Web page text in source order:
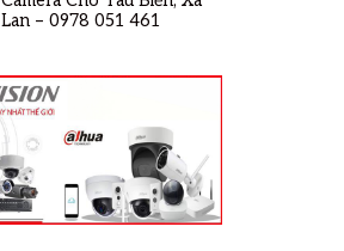
Lan – 0978 051 461